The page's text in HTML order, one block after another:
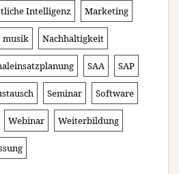
Intelligenz Marketing
musik Nachhaltigkeit
SAA SAP
Seminar Software
Webinar Weiterbildung